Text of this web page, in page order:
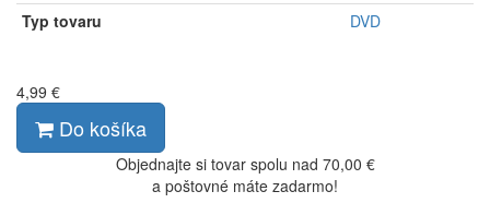
Typ tovaru
DVD
4,99 €
Do košíka
Objednajte si tovar spolu nad 70,00 €
a poštovné máte zadarmo!